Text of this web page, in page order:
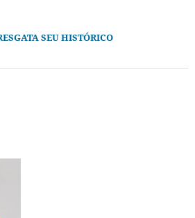
SEU HISTÓRICO